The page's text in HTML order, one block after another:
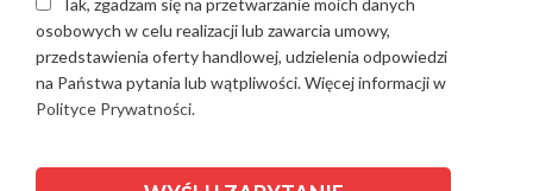
Tak, zgadzam się na przetwarzanie moich danych
osobowych w celu realizacji lub zawarcia umowy,
przedstawienia oferty handlowej, udzielenia odpowiedzi
na Państwa pytania lub wątpliwości. Więcej informacji w
Polityce Prywatności.